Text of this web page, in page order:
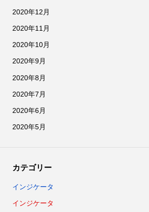
2020年12月
2020年11月
2020年10月
2020年9月
2020年8月
2020年7月
2020年6月
2020年5月
カテゴリー
インジケータ
インジケータ